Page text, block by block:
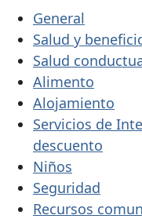
General
Salud y
Salud
Alimento
Alojamiento
Servicios de
descuento
Niños
Seguridad
Recursos